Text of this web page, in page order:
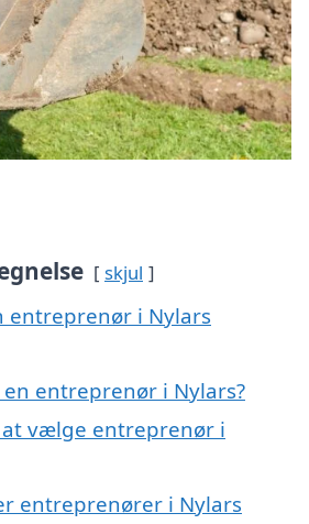
skjul
entreprenør i Nylars
entreprenør i Nylars?
at vælge entreprenør i
entreprenører i Nylars